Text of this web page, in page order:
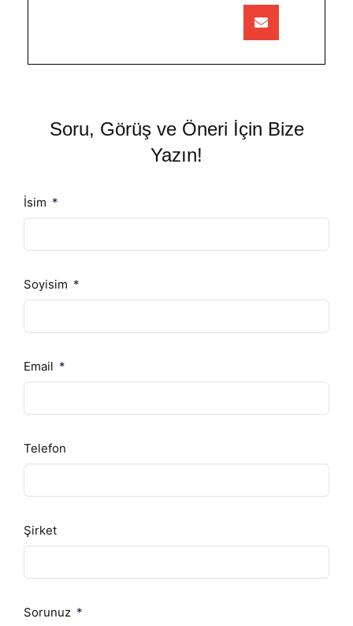
Soru, Görüş ve Öneri İçin Bize
Yazın!
İsim
Soyisim
Email
Telefon
Şirket
Sorunuz